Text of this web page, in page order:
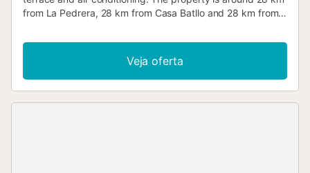
from La Pedrera, 28 km from Casa Batllo and 28 km from
Veja oferta